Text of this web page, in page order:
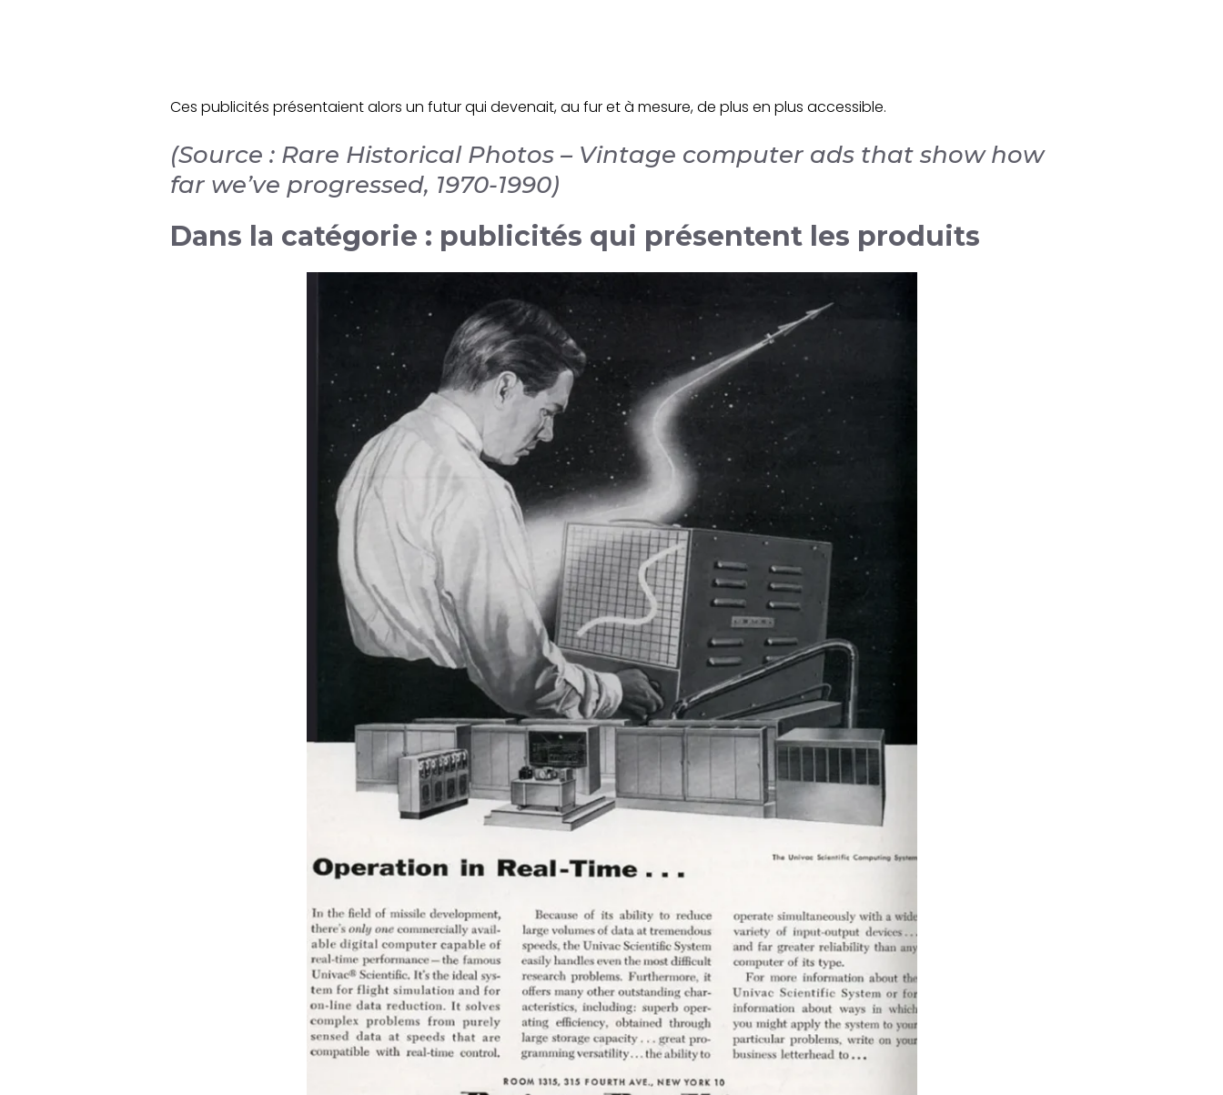
Ces publicités présentaient alors un futur qui devenait, au fur et à mesure, de plus en plus accessible.
(Source : Rare Historical Photos – Vintage computer ads that show how
far we’ve progressed, 1970-1990)
Dans la catégorie : publicités qui présentent les produits